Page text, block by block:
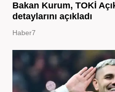
Bakan Kurum, TOKİ
detaylarını açıkladı
Haber7